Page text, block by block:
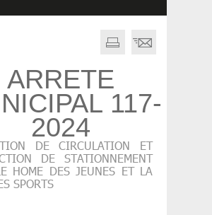
ARRETE
117-
2024
DE CIRCULATION ET
DE STATIONNEMENT
HOME DES JEUNES ET LA
SPORTS